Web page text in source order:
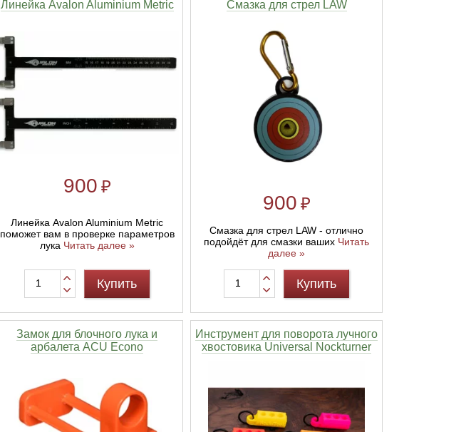
Линейка Avalon Aluminium Metric
900 ₽
Линейка Avalon Aluminium Metric
поможет вам в проверке параметров
лука Читать далее »
Купить
Смазка для стрел LAW
900 ₽
Смазка для стрел LAW - отлично
подойдёт для смазки ваших Читать
далее »
Купить
Замок для блочного лука и
арбалета ACU Econo
Инструмент для поворота лучного
хвостовика Universal Nockturner